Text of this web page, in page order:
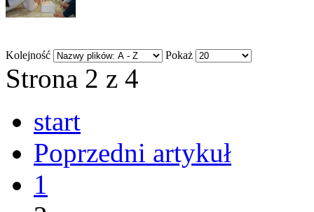
Kolejność Pokaż
Strona 2 z 4
start
Poprzedni artykuł
1